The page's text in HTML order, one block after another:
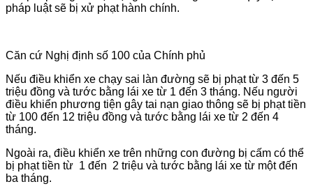
pháp luật sẽ bị xử phạt hành chính.
Căn cứ Nghị định số 100 của Chính phủ
Nếu điều khiển xe chạy sai làn đường sẽ bị phạt từ 3 đến 5
triệu đồng và tước bằng lái xe từ 1 đến 3 tháng. Nếu người
điều khiển phương tiện gây tai nạn giao thông sẽ bị phạt tiền
từ 100 đến 12 triệu đồng và tước bằng lái xe từ 2 đến 4
tháng.
Ngoài ra, điều khiển xe trên những con đường bị cấm có thể
bị phạt tiền từ 1 đến 2 triệu và tước bằng lái xe từ một đến
ba tháng.